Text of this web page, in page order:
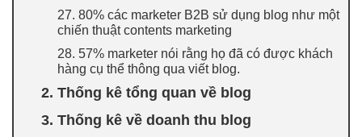
27. 80% các marketer B2B sử dụng blog như một
chiến thuật contents marketing
28. 57% marketer nói rằng họ đã có được khách
hàng cụ thể thông qua viết blog.
2. Thống kê tổng quan về blog
3. Thống kê về doanh thu blog